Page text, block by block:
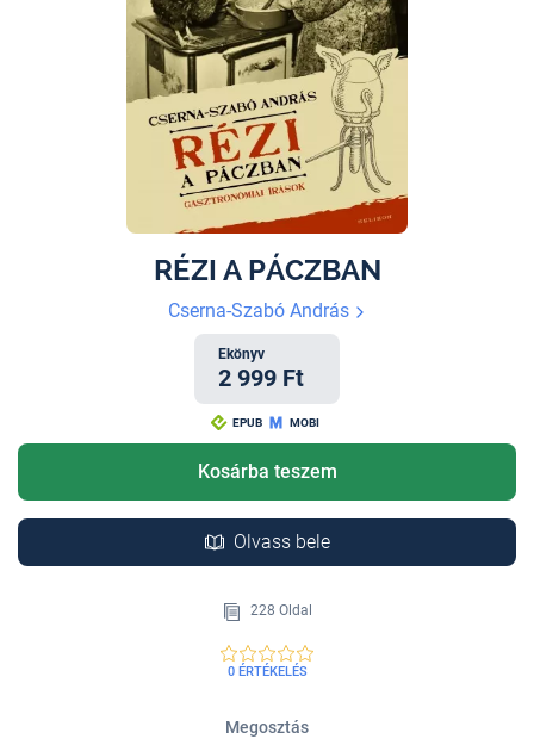
RÉZI A PÁCZBAN
Cserna-Szabó András
Ekönyv
2 999 Ft
EPUB MOBI
Kosárba teszem
Olvass bele
228 Oldal
0 ÉRTÉKELÉS
Megosztás